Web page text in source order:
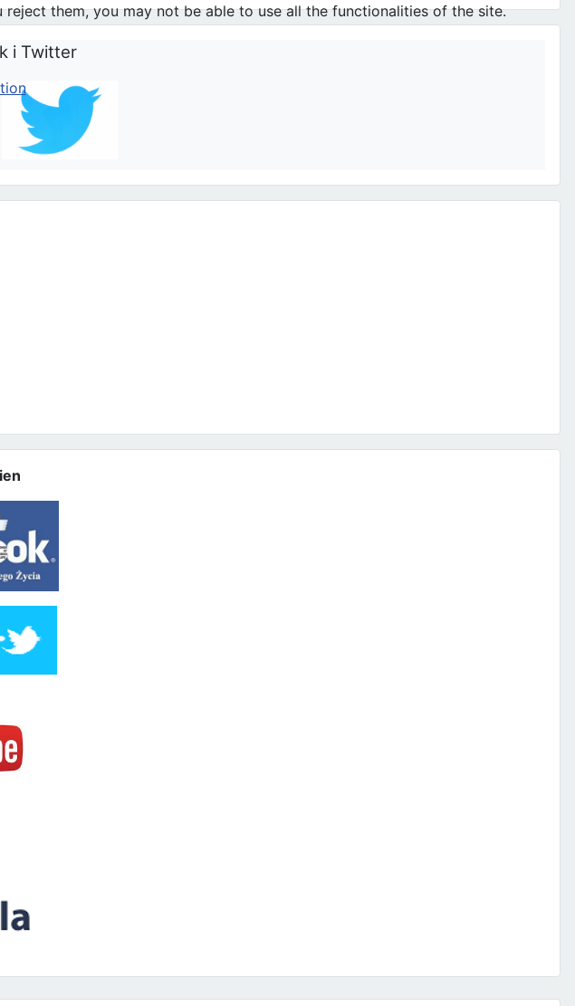
і Twitter
them, you may not be able to use all the functionalities of the site.